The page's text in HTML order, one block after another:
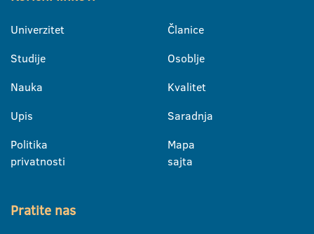
Univerzitet
Studije
Nauka
Upis
Politika
privatnosti
Članice
Osoblje
Kvalitet
Saradnja
Mapa
sajta
Pratite nas